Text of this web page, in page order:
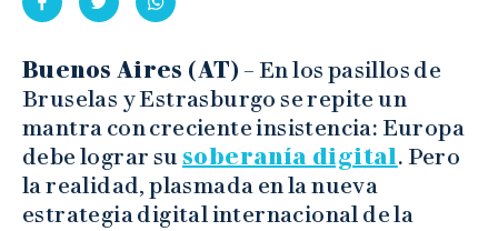
Buenos Aires (AT) – En los pasillos de
Bruselas y Estrasburgo se repite un
mantra con creciente insistencia: Europa
debe lograr su soberanía digital. Pero
la realidad, plasmada en la nueva
estrategia digital internacional de la